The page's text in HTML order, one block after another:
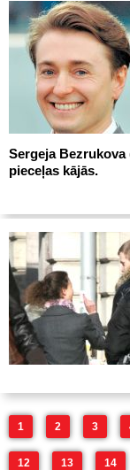
Sergeja Bezrukova
pieceļas kājās.
1 2 3
12 13 14